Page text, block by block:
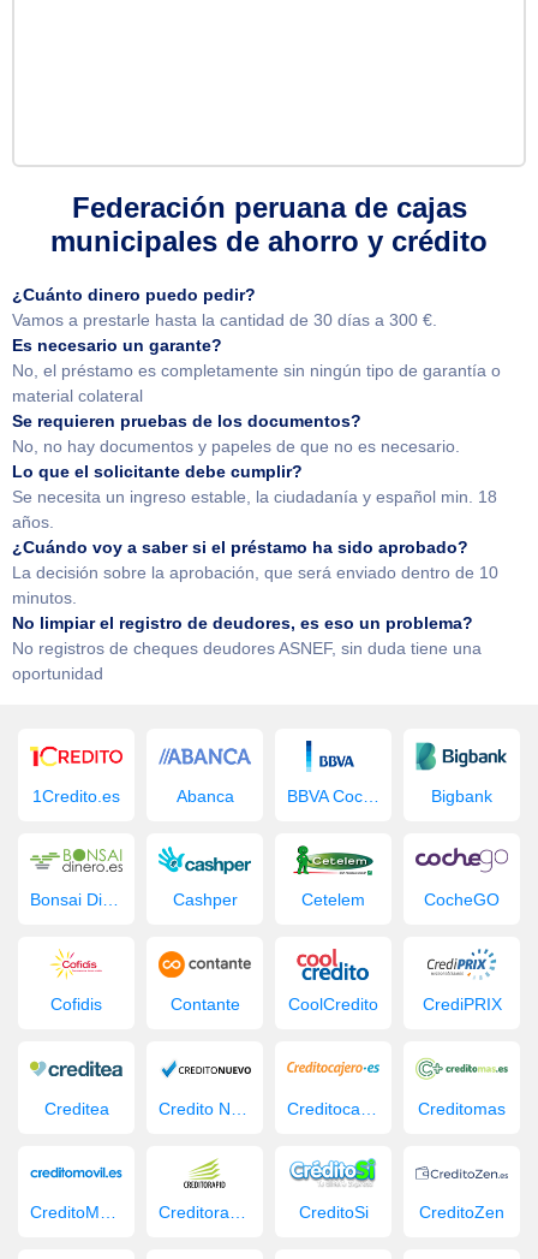
Federación peruana de cajas
municipales de ahorro y crédito
¿Cuánto dinero puedo pedir?
Vamos a prestarle hasta la cantidad de 30 días a 300 €.
Es necesario un garante?
No, el préstamo es completamente sin ningún tipo de garantía o
material colateral
Se requieren pruebas de los documentos?
No, no hay documentos y papeles de que no es necesario.
Lo que el solicitante debe cumplir?
Se necesita un ingreso estable, la ciudadanía y español min. 18
años.
¿Cuándo voy a saber si el préstamo ha sido aprobado?
La decisión sobre la aprobación, que será enviado dentro de 10
minutos.
No limpiar el registro de deudores, es eso un problema?
No registros de cheques deudores ASNEF, sin duda tiene una
oportunidad
1Credito.es Abanca Bigbank
Bonsai Dinero Cashper Cetelem CocheGO
Cofidis Contante CoolCredito CrediPRIX
Creditea Creditomas
CreditoMovil.es Creditorapid CreditoSi CreditoZen